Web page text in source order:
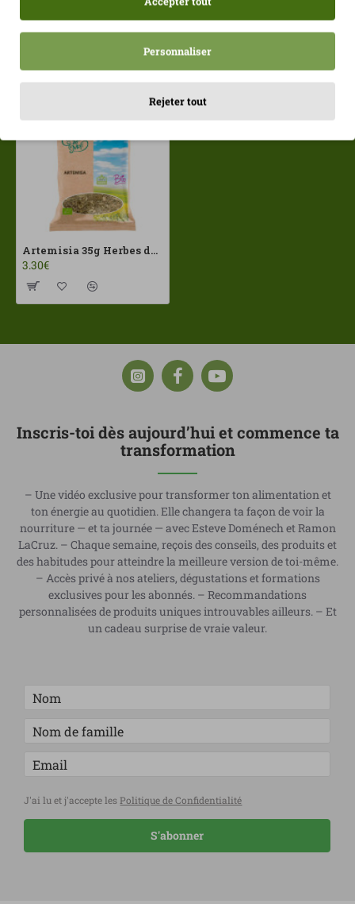
Récemment consulté Les plus vues
Artemisia 35g Herbes del Moli ECO
3.30€
Inscris-toi dès aujourd’hui et commence ta
transformation
– Une vidéo exclusive pour transformer ton alimentation et
ton énergie au quotidien. Elle changera ta façon de voir la
nourriture — et ta journée — avec Esteve Doménech et Ramon
LaCruz. – Chaque semaine, reçois des conseils, des produits et
des habitudes pour atteindre la meilleure version de toi-même.
– Accès privé à nos ateliers, dégustations et formations
exclusives pour les abonnés. – Recommandations
personnalisées de produits uniques introuvables ailleurs. – Et
un cadeau surprise de vraie valeur.
J'ai lu et j'accepte les Politique de Confidentialité
S'abonner
Personnaliser
Rejeter tout